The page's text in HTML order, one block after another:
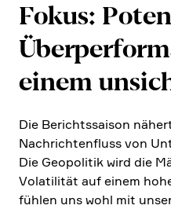
Fokus:
einem
Die Berichts­saison
Nachrich­ten­fluss von
Die Geopo­litik wird die
Volati­lität auf einem
fühlen uns wohl mit